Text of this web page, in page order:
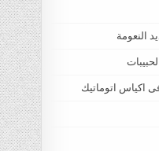
النعومة
اكياس اتوماتيك